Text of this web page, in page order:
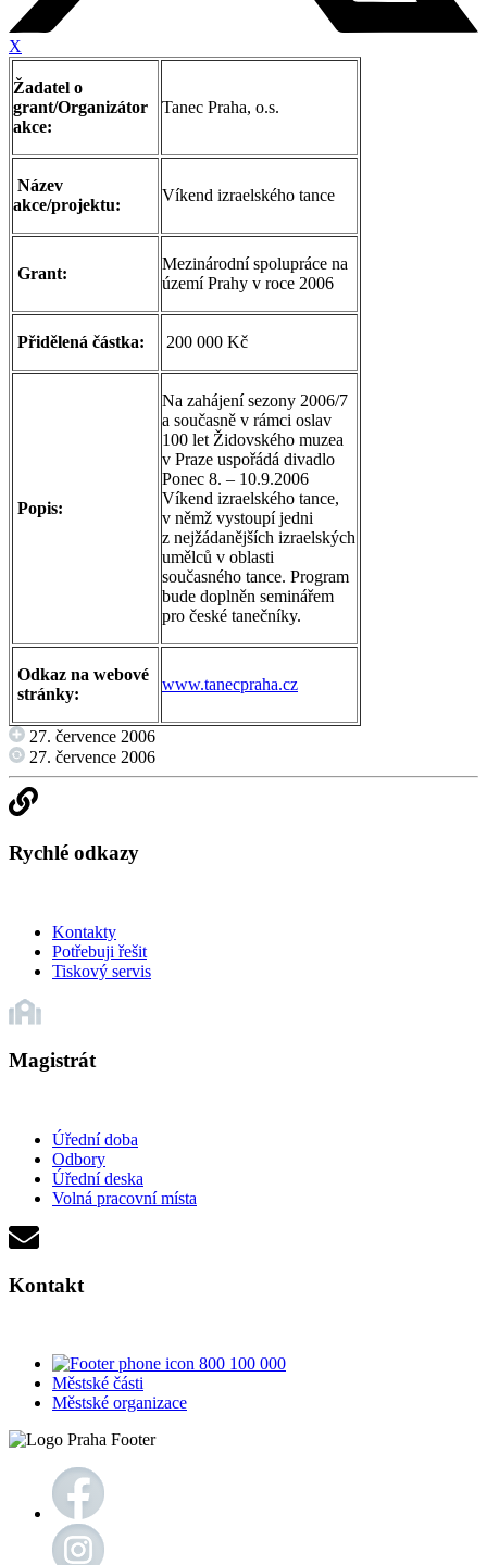
X
Žadatel o
grant/Organizátor
akce:
Tanec Praha, o.s.
Název
akce/projektu:
Víkend izraelského tance
Grant:
Mezinárodní spolupráce na
území Prahy v roce 2006
Přidělená částka: 200 000 Kč
Popis:
Na zahájení sezony 2006/7
a současně v rámci oslav
100 let Židovského muzea
v Praze uspořádá divadlo
Ponec 8. – 10.9.2006
Víkend izraelského tance,
v němž vystoupí jedni
z nejžádanějších izraelských
umělců v oblasti
současného tance. Program
bude doplněn seminářem
pro české tanečníky.
Odkaz na webové
stránky:
www.tanecpraha.cz
27. července 2006
27. července 2006
Rychlé odkazy
Kontakty
Potřebuji řešit
Tiskový servis
Magistrát
Úřední doba
Odbory
Úřední deska
Volná pracovní místa
Kontakt
800 100 000
Městské části
Městské organizace